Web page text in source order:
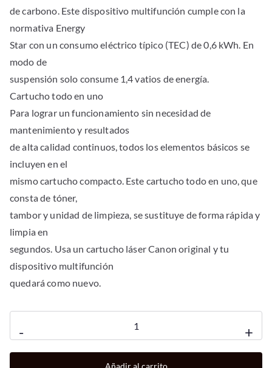
de carbono. Este dispositivo multifunción cumple con la
normativa Energy
Star con un consumo eléctrico típico (TEC) de 0,6 kWh. En
modo de
suspensión solo consume 1,4 vatios de energía.
Cartucho todo en uno
Para lograr un funcionamiento sin necesidad de
mantenimiento y resultados
de alta calidad continuos, todos los elementos básicos se
incluyen en el
mismo cartucho compacto. Este cartucho todo en uno, que
consta de tóner,
tambor y unidad de limpieza, se sustituye de forma rápida y
limpia en
segundos. Usa un cartucho láser Canon original y tu
dispositivo multifunción
quedará como nuevo.
-
canon
mf3010
+
Añadir al carrito